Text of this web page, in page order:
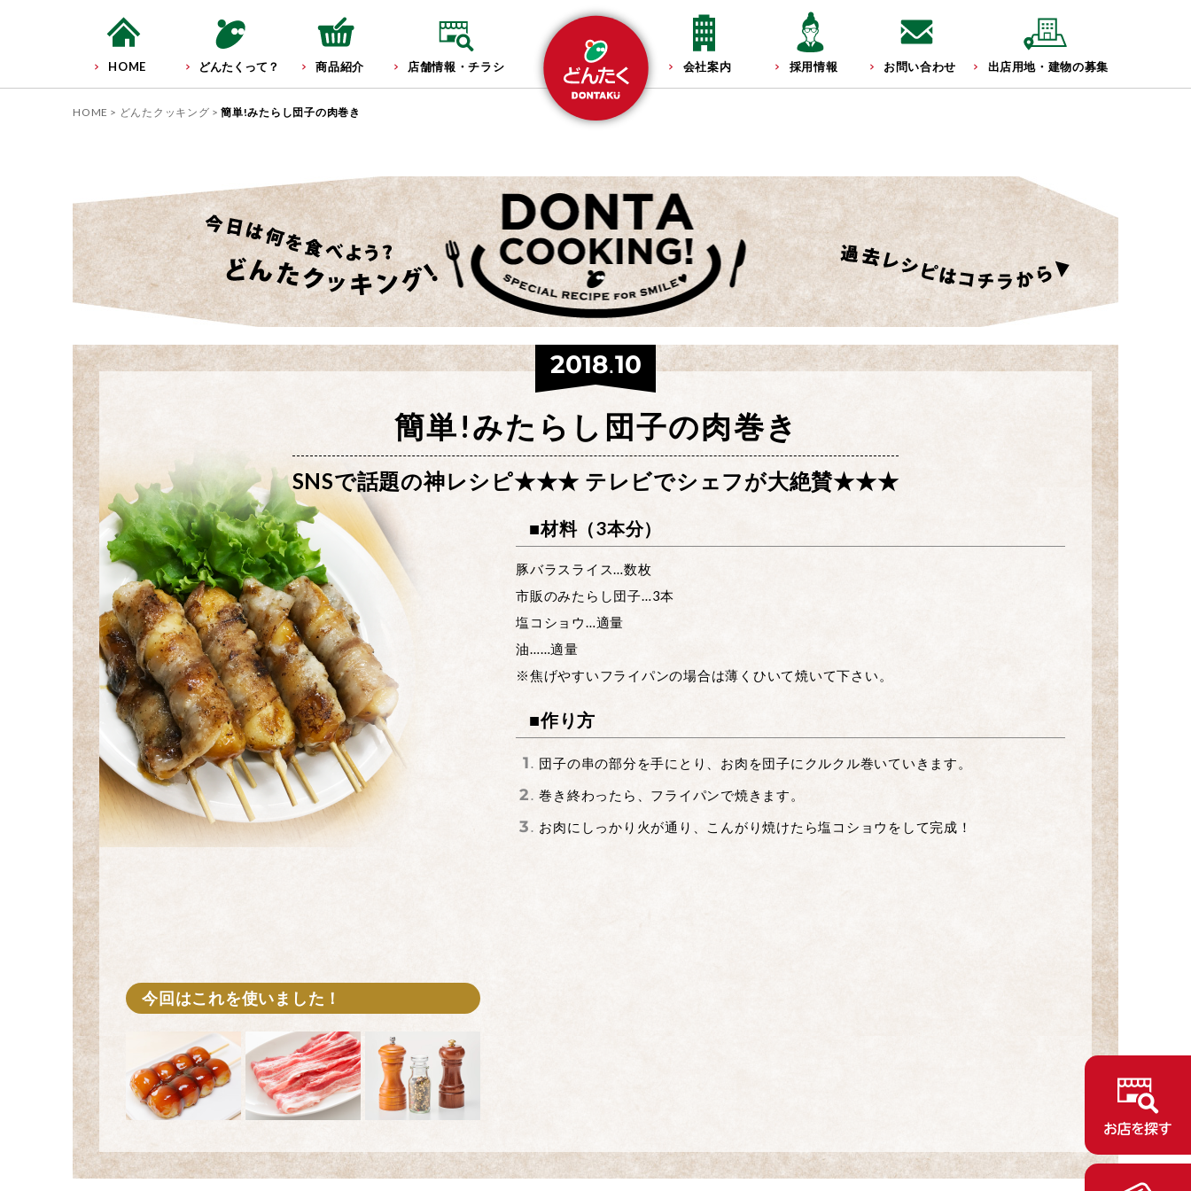
HOME どんたくって？ 商品紹介 店舗情報・チラシ 会社案内 採用情報 お問い合わせ 出店用地・建物の募集
HOME どんたクッキング 簡単!みたらし団子の肉巻き
2018.10
簡単!みたらし団子の肉巻き
SNSで話題の神レシピ★★★ テレビでシェフが大絶賛★★★
■材料（3本分）
豚バラスライス…数枚
市販のみたらし団子…3本
塩コショウ…適量
油……適量
※焦げやすいフライパンの場合は薄くひいて焼いて下さい。
■作り方
団子の串の部分を手にとり、お肉を団子にクルクル巻いていきます。
巻き終わったら、フライパンで焼きます。
お肉にしっかり火が通り、こんがり焼けたら塩コショウをして完成！
今回はこれを使いました！